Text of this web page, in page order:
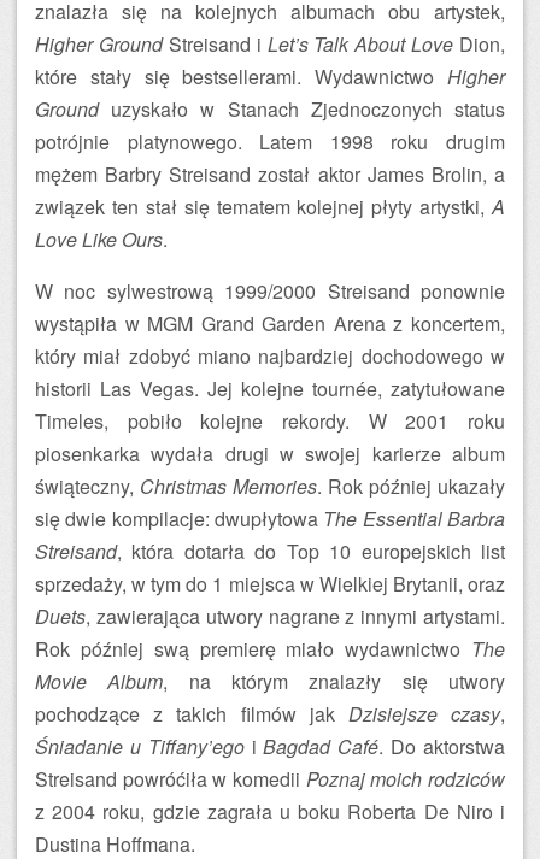
znalazła się na kolejnych albumach obu artystek,
Higher Ground Streisand i Let’s Talk About Love Dion,
które stały się bestsellerami. Wydawnictwo Higher
Grounduzyskało w Stanach Zjednoczonych status
potrójnie platynowego. Latem 1998 roku drugim
mężem Barbry Streisand został aktor James Brolin, a
związek ten stał się tematem kolejnej płyty artystki,A
Love Like Ours.
W noc sylwestrową 1999/2000 Streisand ponownie
wystąpiła w MGM Grand Garden Arena z koncertem,
który miał zdobyć miano najbardziej dochodowego w
historii Las Vegas. Jej kolejne tournée, zatytułowane
Timeles, pobiło kolejne rekordy. W 2001 roku
piosenkarka wydała drugi w swojej karierze album
świąteczny, Christmas Memories. Rok później ukazały
się dwie kompilacje: dwupłytowa The Essential Barbra
Streisand, która dotarła do Top 10 europejskich list
sprzedaży, w tym do 1 miejsca w Wielkiej Brytanii, oraz
Duets, zawierająca utwory nagrane z innymi artystami.
Rok później swą premierę miało wydawnictwo The
Movie Album, na którym znalazły się utwory
pochodzące z takich filmów jak Dzisiejsze czasy,
Śniadanie u Tiffany’egoiBagdad Café. Do aktorstwa
Streisand powróćiła w komedii Poznaj moich rodziców
z 2004 roku, gdzie zagrała u boku Roberta De Niro i
Dustina Hoffmana.